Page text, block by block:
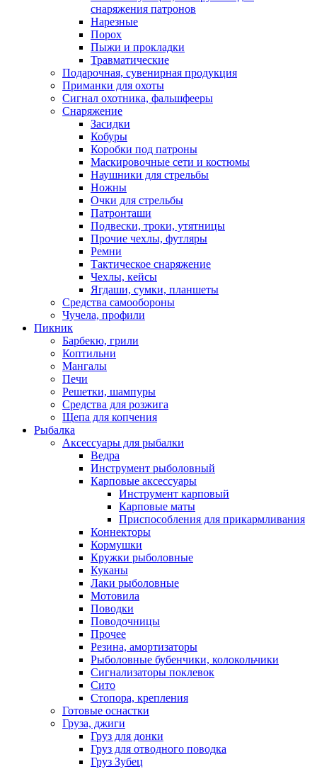
снаряжения патронов
Нарезные
Порох
Пыжи и прокладки
Травматические
Подарочная, сувенирная продукция
Приманки для охоты
Сигнал охотника, фальшфееры
Снаряжение
Засидки
Кобуры
Коробки под патроны
Маскировочные сети и костюмы
Наушники для стрельбы
Ножны
Очки для стрельбы
Патронташи
Подвески, троки, утятницы
Прочие чехлы, футляры
Ремни
Тактическое снаряжение
Чехлы, кейсы
Ягдаши, сумки, планшеты
Средства самообороны
Чучела, профили
Пикник
Барбекю, грили
Коптильни
Мангалы
Печи
Решетки, шампуры
Средства для розжига
Щепа для копчения
Рыбалка
Аксессуары для рыбалки
Ведра
Инструмент рыболовный
Карповые аксессуары
Инструмент карповый
Карповые маты
Приспособления для прикармливания
Коннекторы
Кормушки
Кружки рыболовные
Куканы
Лаки рыболовные
Мотовила
Поводки
Поводочницы
Прочее
Резина, амортизаторы
Рыболовные бубенчики, колокольчики
Сигнализаторы поклевок
Сито
Стопора, крепления
Готовые оснастки
Груза, джиги
Груз для донки
Груз для отводного поводка
Груз Зубец